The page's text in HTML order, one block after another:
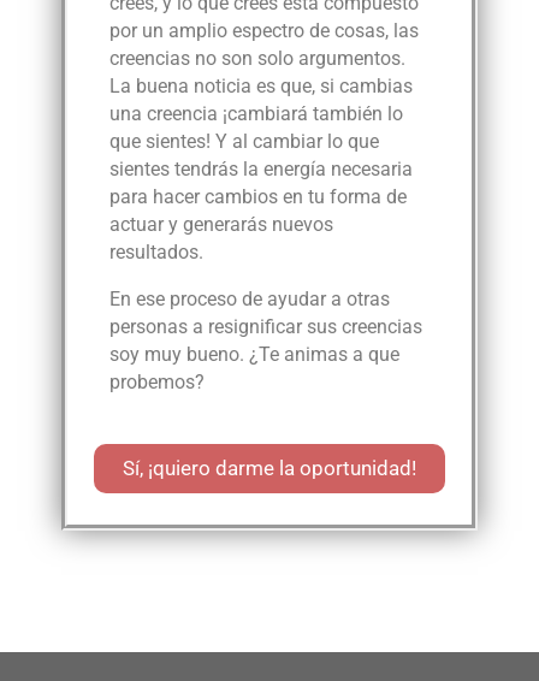
por un amplio espectro de cosas, las
creencias no son solo argumentos.
La buena noticia es que, si cambias
una creencia ¡cambiará también lo
que sientes! Y al cambiar lo que
sientes tendrás la energía necesaria
para hacer cambios en tu forma de
actuar y generarás nuevos
resultados.
En ese proceso de ayudar a otras
personas a resignificar sus creencias
soy muy bueno. ¿Te animas a que
probemos?
Sí, ¡quiero darme la oportunidad!